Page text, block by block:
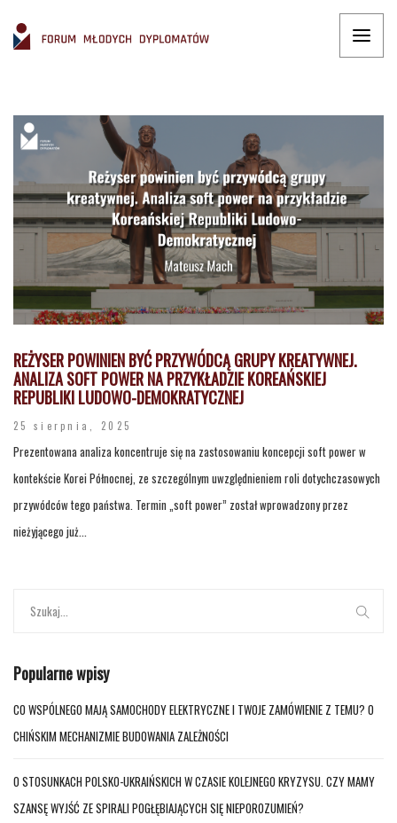
REŻYSER POWINIEN BYĆ PRZYWÓDCĄ GRUPY KREATYWNEJ.
ANALIZA SOFT POWER NA PRZYKŁADZIE KOREAŃSKIEJ
REPUBLIKI LUDOWO-DEMOKRATYCZNEJ
25 sierpnia, 2025
Prezentowana analiza koncentruje się na zastosowaniu koncepcji soft power w
kontekście Korei Północnej, ze szczególnym uwzględnieniem roli dotychczasowych
przywódców tego państwa. Termin „soft power” został wprowadzony przez
nieżyjącego już...
Popularne wpisy
CO WSPÓLNEGO MAJĄ SAMOCHODY ELEKTRYCZNE I TWOJE ZAMÓWIENIE Z TEMU? O
CHIŃSKIM MECHANIZMIE BUDOWANIA ZALEŻNOŚCI
O STOSUNKACH POLSKO-UKRAIŃSKICH W CZASIE KOLEJNEGO KRYZYSU. CZY MAMY
SZANSĘ WYJŚĆ ZE SPIRALI POGŁĘBIAJĄCYCH SIĘ NIEPOROZUMIEŃ?